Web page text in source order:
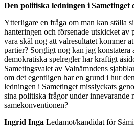
Den politiska ledningen i Sametinget
Ytterligare en fråga om man kan ställa
hanteringen och försenade utskicket av
vara skäl nog att valresultatet kommer
partier? Sorgligt nog kan jag konstatera
demokratiska spelregler har kraftigt
Sametingsvalet av Valnämndens
om det egentligen har en grund i hur
ledningen i Sametinget misslyckats
sina politiska frågor under innevarande
samekonventionen?
Ingrid Inga Ledamot/kandidat för